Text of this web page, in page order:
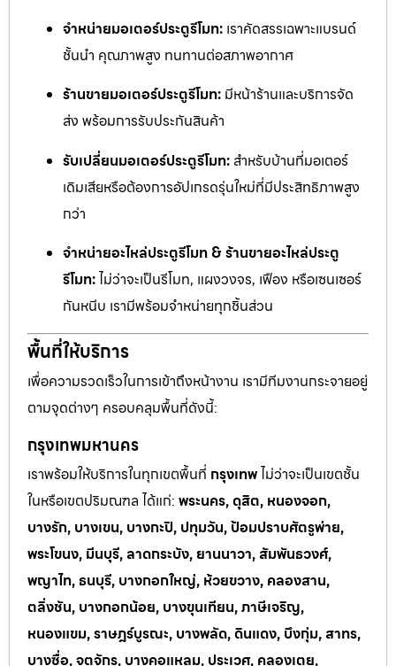
จำหน่ายมอเตอร์ประตูรีโมท: เราคัดสรรเฉพาะแบรนด์
ชั้นนำ คุณภาพสูง ทนทานต่อสภาพอากาศ
ร้านขายมอเตอร์ประตูรีโมท: มีหน้าร้านและบริการจัด
ส่ง พร้อมการรับประกันสินค้า
รับเปลี่ยนมอเตอร์ประตูรีโมท: สำหรับบ้านที่มอเตอร์
เดิมเสียหรือต้องการอัปเกรดรุ่นใหม่ที่มีประสิทธิภาพสูง
กว่า
จำหน่ายอะไหล่ประตูรีโมท & ร้านขายอะไหล่ประตู
รีโมท:ไม่ว่าจะเป็นรีโมท, แผงวงจร, เฟือง หรือเซนเซอร์
กันหนีบ เรามีพร้อมจำหน่ายทุกชิ้นส่วน
พื้นที่ให้บริการ
เพื่อความรวดเร็วในการเข้าถึงหน้างาน เรามีทีมงานกระจายอยู่
ตามจุดต่างๆ ครอบคลุมพื้นที่ดังนี้:
กรุงเทพมหานคร
เราพร้อมให้บริการในทุกเขตพื้นที่ กรุงเทพไม่ว่าจะเป็นเขตชั้น
ในหรือเขตปริมณฑล ได้แก่: พระนคร, ดุสิต, หนองจอก,
บางรัก, บางเขน, บางกะปิ, ปทุมวัน, ป้อมปราบศัตรูพ่าย,
พระโขนง, มีนบุรี, ลาดกระบัง, ยานนาวา, สัมพันธวงศ์,
พญาไท, ธนบุรี, บางกอกใหญ่, ห้วยขวาง, คลองสาน,
ตลิ่งชัน, บางกอกน้อย, บางขุนเทียน, ภาษีเจริญ,
หนองแขม, ราษฎร์บูรณะ, บางพลัด, ดินแดง, บึงกุ่ม, สาทร,
บางซื่อ, จตุจักร, บางคอแหลม, ประเวศ, คลองเตย,